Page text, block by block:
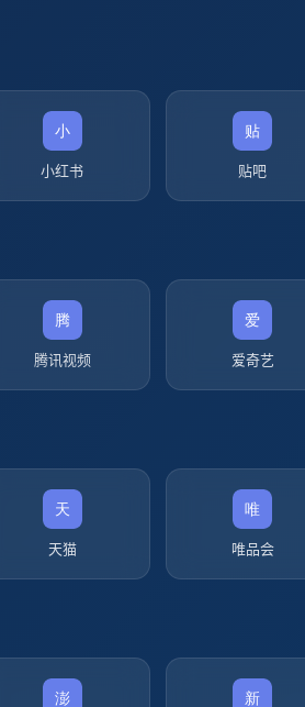
小红书 贴吧
腾讯视频 爱奇艺
天猫 唯品会